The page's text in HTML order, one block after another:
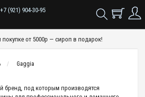
+7 (921) 904-30-95
покупке от 5000р — сироп в подарок!
Gaggia
бренд, под которым производятся